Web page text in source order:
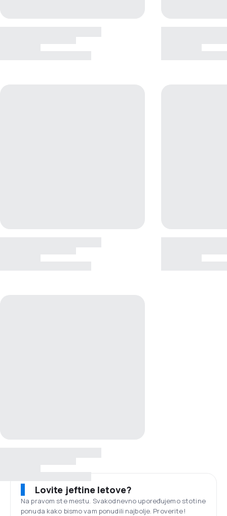
Lovite jeftine letove?
Na pravom ste mestu. Svakodnevno upoređujemo stotine
ponuda kako bismo vam ponudili najbolje. Proverite!